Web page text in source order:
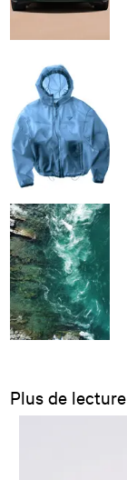
Plus de lecture